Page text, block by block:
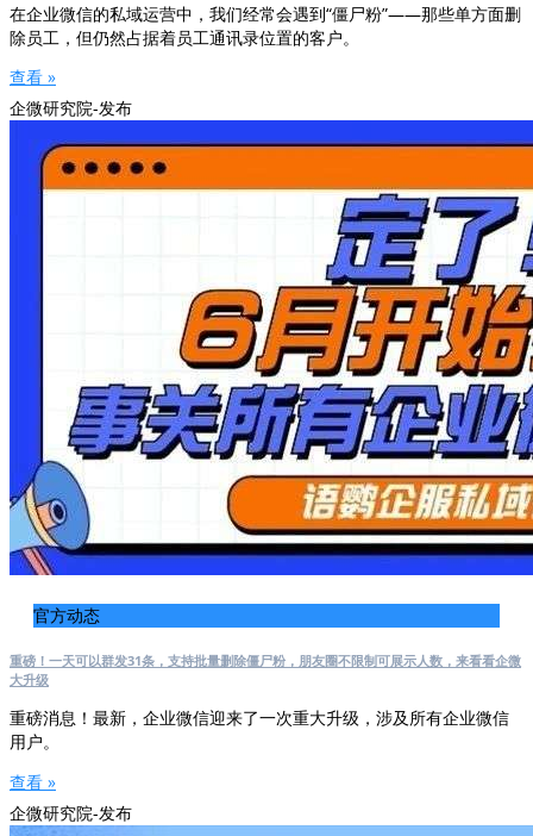
在企业微信的私域运营中，我们经常会遇到“僵尸粉”——那些单方面删
除员工，但仍然占据着员工通讯录位置的客户。
查看 »
企微研究院-发布
官方动态
重磅！一天可以群发31条，支持批量删除僵尸粉，朋友圈不限制可展示人数，来看看企微
大升级
重磅消息！最新，企业微信迎来了一次重大升级，涉及所有企业微信
用户。
查看 »
企微研究院-发布